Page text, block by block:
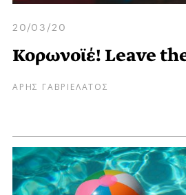
20/03/20
Κορωνοϊέ! Leave
ΑΡΗΣ ΓΑΒΡΙΕΛΑΤΟΣ